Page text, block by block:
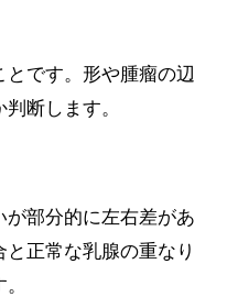
です。形や腫瘤の辺
断します。
部分的に左右差があ
正常な乳腺の重なり